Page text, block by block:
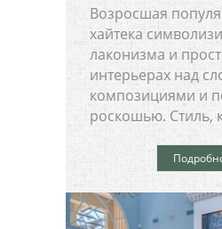
Возросшая
хайтека
лаконизма и
интерьерах над
композициями и
роскошью. Стиль,